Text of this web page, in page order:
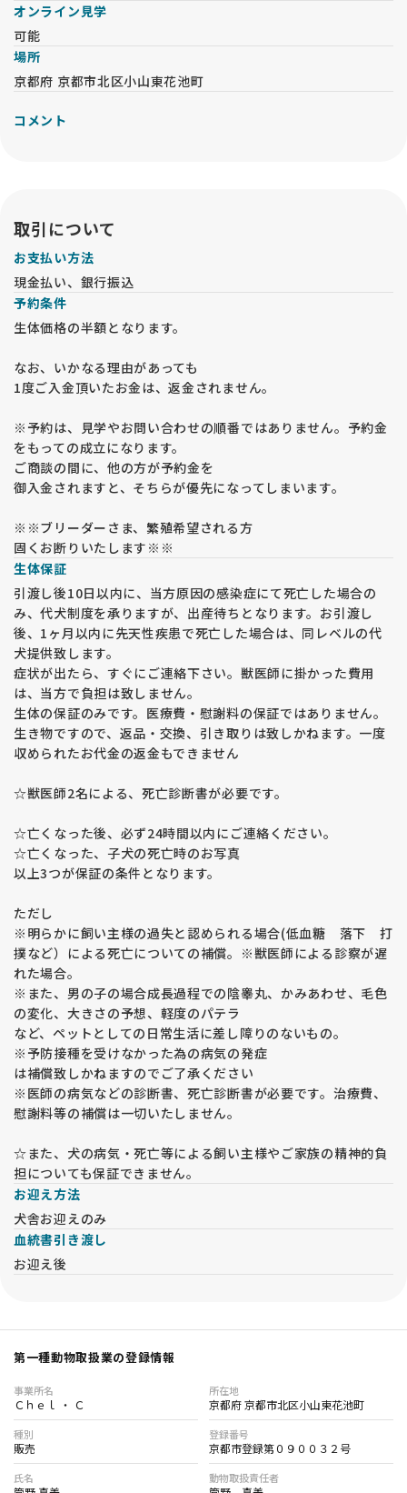
オンライン見学
可能
場所
京都府 京都市北区小山東花池町
コメント
取引について
お支払い方法
現金払い、銀行振込
予約条件
生体価格の半額となります。
なお、いかなる理由があっても
1度ご入金頂いたお金は、返金されません。
※予約は、見学やお問い合わせの順番ではありません。予約金
をもっての成立になります。
ご商談の間に、他の方が予約金を
御入金されますと、そちらが優先になってしまいます。
※※ブリーダーさま、繁殖希望される方
固くお断りいたします※※
生体保証
引渡し後10日以内に、当方原因の感染症にて死亡した場合の
み、代犬制度を承りますが、出産待ちとなります。お引渡し
後、1ヶ月以内に先天性疾患で死亡した場合は、同レベルの代
犬提供致します。
症状が出たら、すぐにご連絡下さい。獣医師に掛かった費用
は、当方で負担は致しません。
生体の保証のみです。医療費・慰謝料の保証ではありません。
生き物ですので、返品・交換、引き取りは致しかねます。一度
収められたお代金の返金もできません
☆獣医師2名による、死亡診断書が必要です。
☆亡くなった後、必ず24時間以内にご連絡ください。
☆亡くなった、子犬の死亡時のお写真
以上3つが保証の条件となります。
ただし
※明らかに飼い主様の過失と認められる場合(低血糖 落下 打
撲など）による死亡についての補償。※獣医師による診察が遅
れた場合。
※また、男の子の場合成長過程での陰睾丸、かみあわせ、毛色
の変化、大きさの予想、軽度のパテラ
など、ペットとしての日常生活に差し障りのないもの。
※予防接種を受けなかった為の病気の発症
は補償致しかねますのでご了承ください
※医師の病気などの診断書、死亡診断書が必要です。治療費、
慰謝料等の補償は一切いたしません。
☆また、犬の病気・死亡等による飼い主様やご家族の精神的負
担についても保証できません。
お迎え方法
犬舎お迎えのみ
血統書引き渡し
お迎え後
第一種動物取扱業の登録情報
事業所名
Ｃｈｅｌ ・ Ｃ
所在地
京都府 京都市北区小山東花池町
種別
販売
登録番号
京都市登録第０９００３２号
氏名 動物取扱責任者